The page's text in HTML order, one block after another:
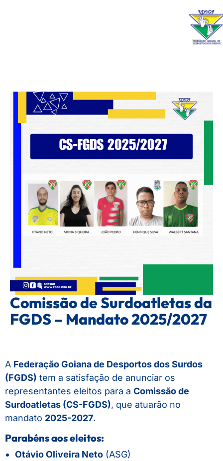
Comissão de Surdoatletas da
FGDS – Mandato 2025/2027
A Federação Goiana de Desportos dos Surdos
(FGDS) tem a satisfação de anunciar os
representantes eleitos para a Comissão de
Surdoatletas (CS-FGDS), que atuarão no
mandato 2025-2027.
Parabéns aos eleitos:
Otávio Oliveira Neto (ASG)